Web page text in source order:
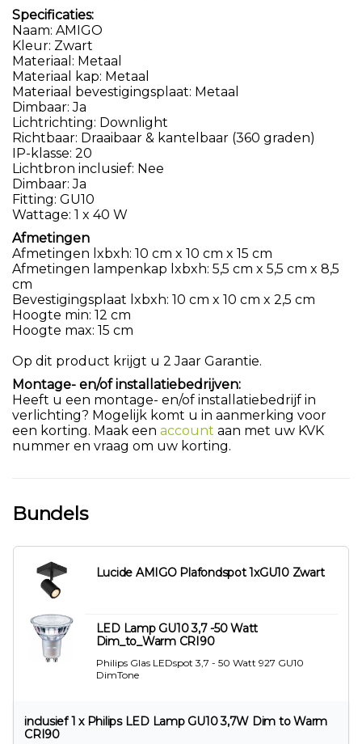
Specificaties:
Naam: AMIGO
Kleur: Zwart
Materiaal: Metaal
Materiaal kap: Metaal
Materiaal bevestigingsplaat: Metaal
Dimbaar: Ja
Lichtrichting: Downlight
Richtbaar: Draaibaar & kantelbaar (360 graden)
IP-klasse: 20
Lichtbron inclusief: Nee
Dimbaar: Ja
Fitting: GU10
Wattage: 1 x 40 W
Afmetingen
Afmetingen lxbxh: 10 cm x 10 cm x 15 cm
Afmetingen lampenkap lxbxh: 5,5 cm x 5,5 cm x 8,5
cm
Bevestigingsplaat lxbxh: 10 cm x 10 cm x 2,5 cm
Hoogte min: 12 cm
Hoogte max: 15 cm
Op dit product krijgt u 2 Jaar Garantie.
Montage- en/of installatiebedrijven:
Heeft u een montage- en/of installatiebedrijf in
verlichting? Mogelijk komt u in aanmerking voor
een korting. Maak een account aan met uw KVK
nummer en vraag om uw korting.
Bundels
Lucide AMIGO Plafondspot 1xGU10 Zwart
LED Lamp GU10 3,7 -50 Watt
Dim_to_Warm CRI90
Philips Glas LEDspot 3,7 - 50 Watt 927 GU10
DimTone
inclusief 1 x Philips LED Lamp GU10 3,7W Dim to Warm
CRI90